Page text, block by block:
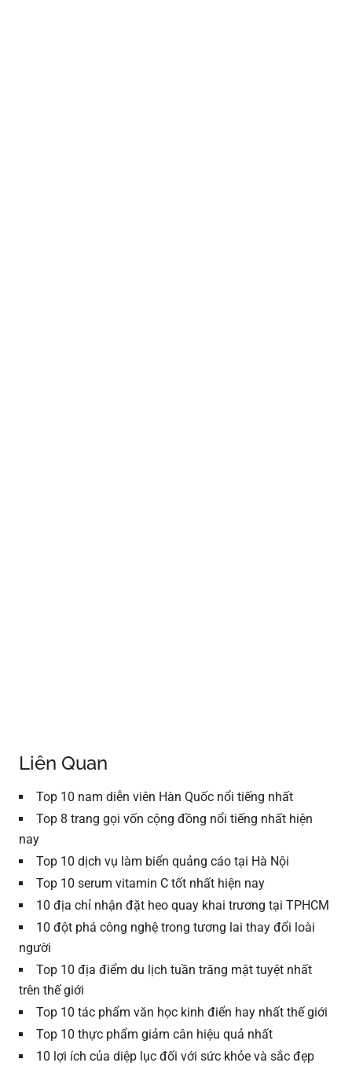
Liên Quan
Top 10 nam diễn viên Hàn Quốc nổi tiếng nhất
Top 8 trang gọi vốn cộng đồng nổi tiếng nhất hiện
nay
Top 10 dịch vụ làm biển quảng cáo tại Hà Nội
Top 10 serum vitamin C tốt nhất hiện nay
10 địa chỉ nhận đặt heo quay khai trương tại TPHCM
10 đột phá công nghệ trong tương lai thay đổi loài
người
Top 10 địa điểm du lịch tuần trăng mật tuyệt nhất
trên thế giới
Top 10 tác phẩm văn học kinh điển hay nhất thế giới
Top 10 thực phẩm giảm cân hiệu quả nhất
10 lợi ích của diệp lục đối với sức khỏe và sắc đẹp